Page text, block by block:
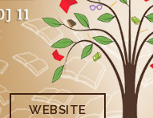
WEBSITE